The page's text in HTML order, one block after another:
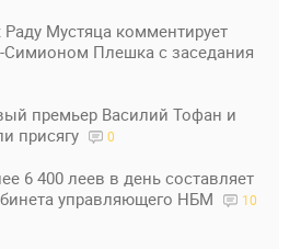
Раду Мустяца комментирует
Плешка с заседания
премьер Василий Тофан и
присягу
0
6 400 леев в день составляет
управляющего НБМ
10